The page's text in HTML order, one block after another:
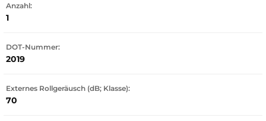
Anzahl:
1
DOT-Nummer:
2019
Externes Rollgeräusch (dB; Klasse):
70